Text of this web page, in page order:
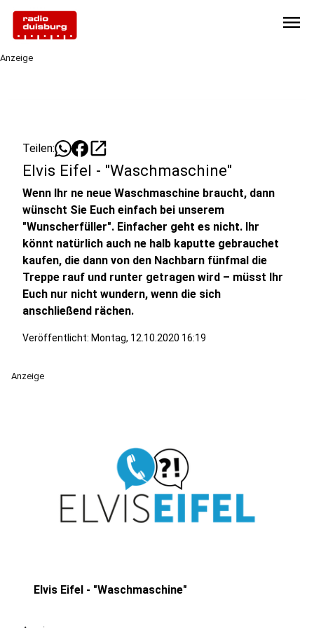
menu
Anzeige
Teilen: open_in_new
Elvis Eifel - "Waschmaschine"
Wenn Ihr ne neue Waschmaschine braucht, dann
wünscht Sie Euch einfach bei unserem
"Wunscherfüller". Einfacher geht es nicht. Ihr
könnt natürlich auch ne halb kaputte gebrauchet
kaufen, die dann von den Nachbarn fünfmal die
Treppe rauf und runter getragen wird – müsst Ihr
Euch nur nicht wundern, wenn die sich
anschließend rächen.
Veröffentlicht: Montag, 12.10.2020 16:19
Anzeige
Elvis Eifel - "Waschmaschine"